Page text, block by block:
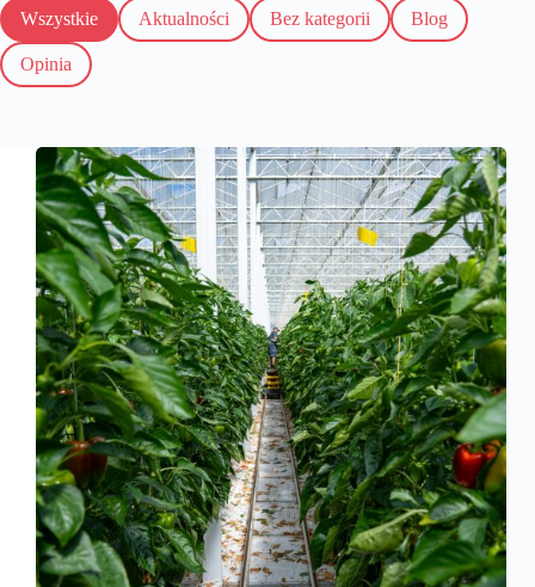
Wszystkie Aktualności Bez kategorii Blog
Opinia